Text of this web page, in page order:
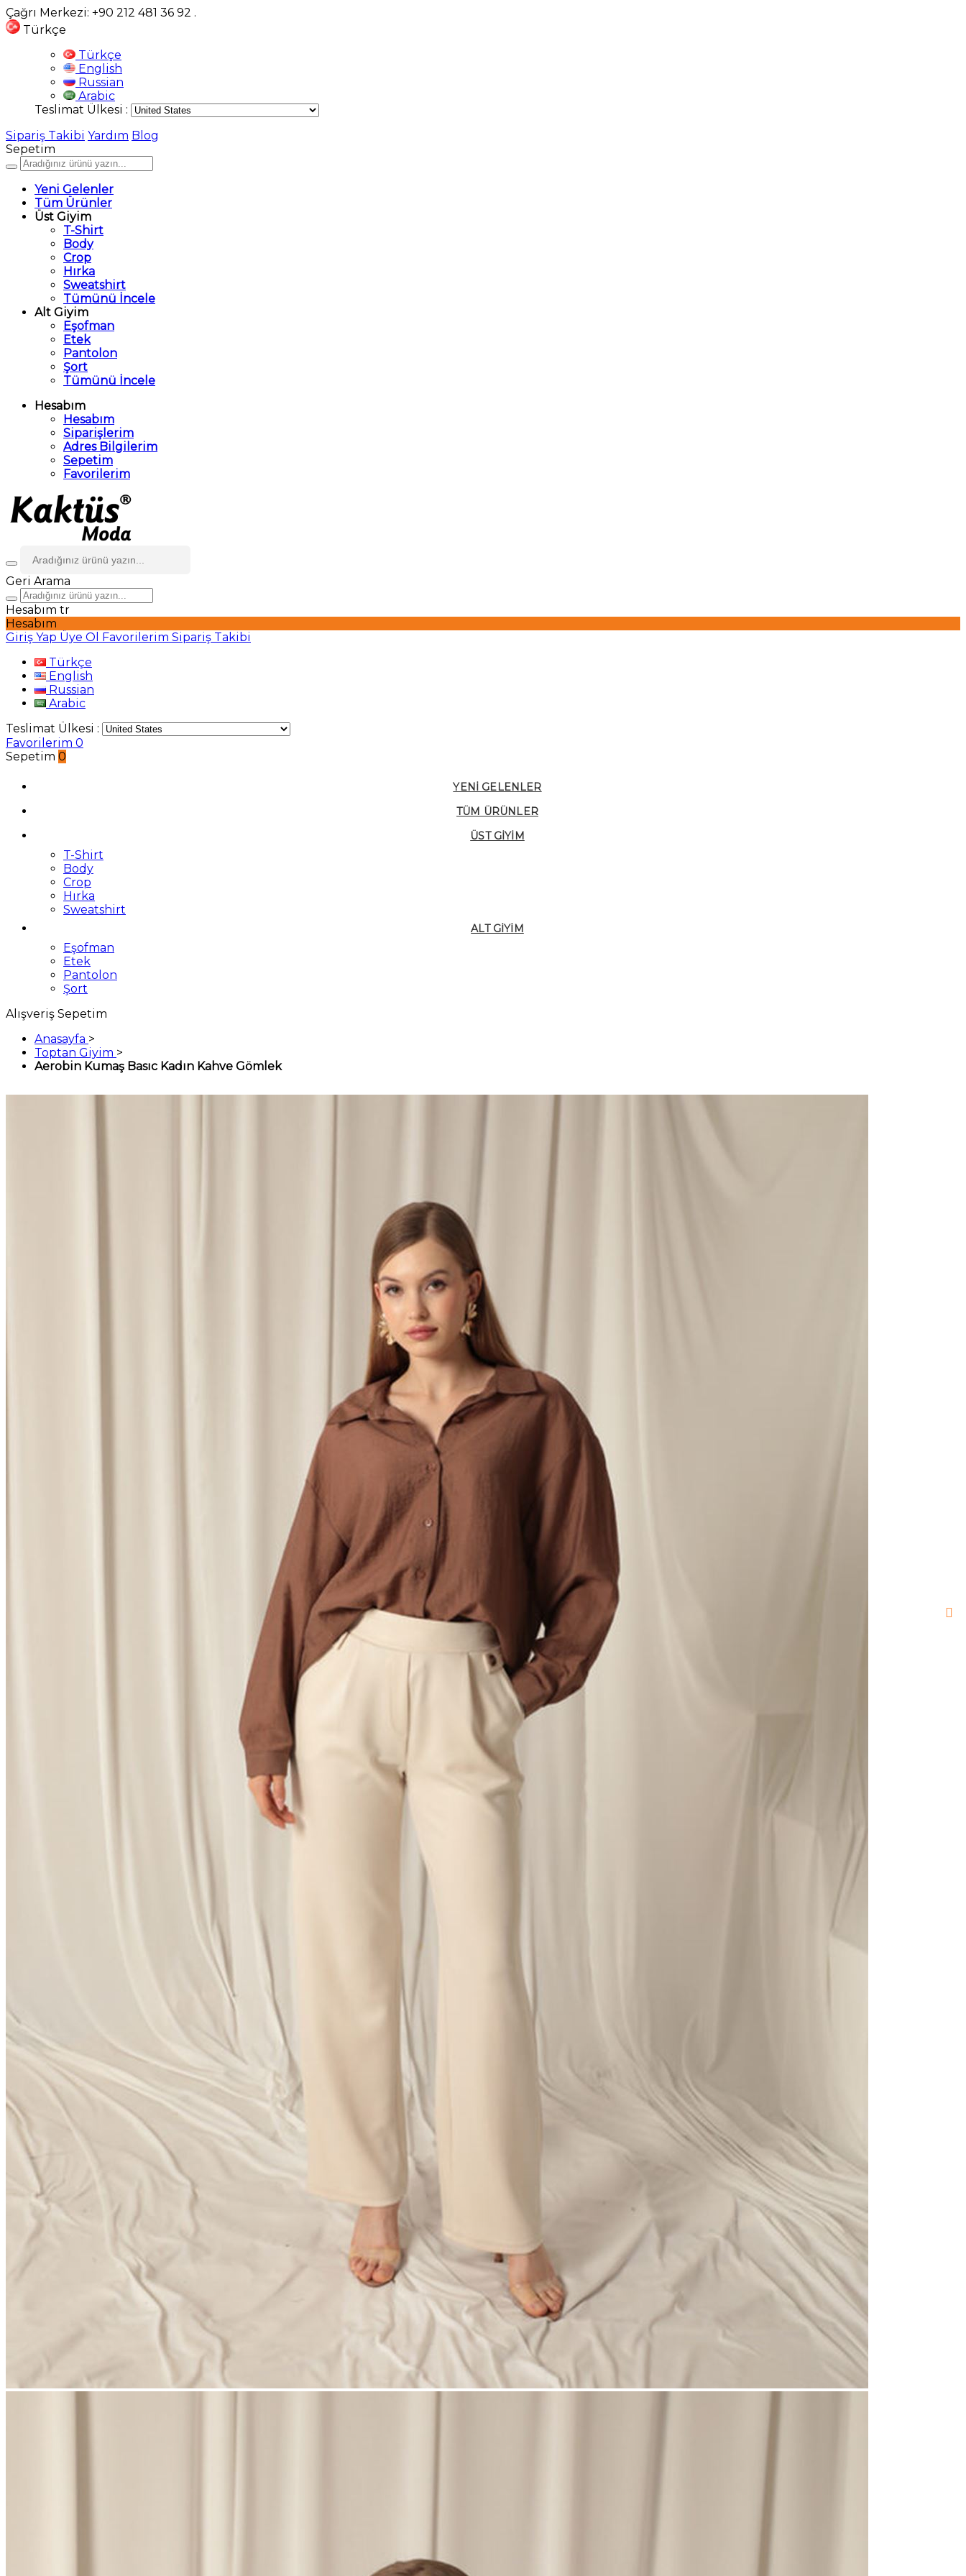
Çağrı Merkezi: +90 212 481 36 92 .
Türkçe
Türkçe
English
Russian
Arabic
Teslimat Ülkesi :
Sipariş Takibi Yardım Blog
Sepetim
Yeni Gelenler
Tüm Ürünler
Üst Giyim
T-Shirt
Body
Crop
Hırka
Sweatshirt
Tümünü İncele
Alt Giyim
Eşofman
Etek
Pantolon
Şort
Tümünü İncele
Hesabım
Hesabım
Siparişlerim
Adres Bilgilerim
Sepetim
Favorilerim
Geri Arama
Hesabım tr
Hesabım
Giriş Yap Üye Ol Favorilerim Sipariş Takibi
Türkçe
English
Russian
Arabic
Teslimat Ülkesi :
Favorilerim 0
Sepetim 0
YENI GELENLER
TÜM ÜRÜNLER
ÜST GIYIM
T-Shirt
Body
Crop
Hırka
Sweatshirt
ALT GIYIM
Eşofman
Etek
Pantolon
Şort
Alışveriş Sepetim
Anasayfa >
Toptan Giyim >
Aerobin Kumaş Basıc Kadın Kahve Gömlek